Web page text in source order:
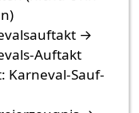
→
Auftakt
Karneval-Sauf-